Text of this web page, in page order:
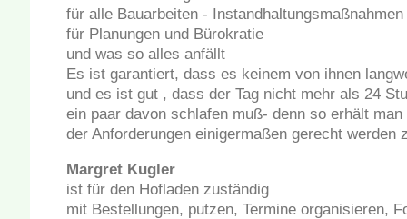
für alle Bauarbeiten - Instandhaltungsmaßnahmen
für Planungen und Bürokratie
und was so alles anfällt
Es ist garantiert, dass es keinem von ihnen
und es ist gut , dass der Tag nicht mehr als 24
ein paar davon schlafen muß- denn so erhält
der Anforderungen einigermaßen gerecht werden
Margret Kugler
ist für den Hofladen zuständig
mit Bestellungen, putzen, Termine organisieren,